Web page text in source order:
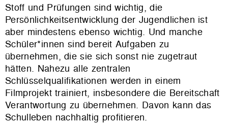
Stoff und Prüfungen sind wichtig, die
Persönlichkeitsentwicklung der Jugendlichen ist
aber mindestens ebenso wichtig. Und manche
Schüler*innen sind bereit Aufgaben zu
übernehmen, die sie sich sonst nie zugetraut
hätten. Nahezu alle zentralen
Schlüsselqualifikationen werden in einem
Filmprojekt trainiert, insbesondere die Bereitschaft
Verantwortung zu übernehmen. Davon kann das
Schulleben nachhaltig profitieren.